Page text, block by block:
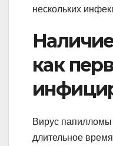
нескольких
как
Вирус папилломы
длительное